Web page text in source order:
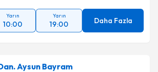
Yarın
10:00
Yarın
19:00 Daha Fazla
Aysun Bayram